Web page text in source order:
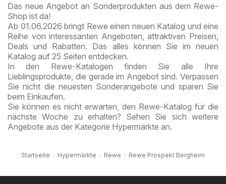
Das neue Angebot an Sonderprodukten aus dem Rewe-
Shop ist da!
Ab 01.06.2026 bringt Rewe einen neuen Katalog und eine
Reihe von interessanten Angeboten, attraktiven Preisen,
Deals und Rabatten. Das alles können Sie im neuen
Katalog auf 25 Seiten entdecken.
In den Rewe-Katalogen finden Sie alle Ihre
Lieblingsprodukte, die gerade im Angebot sind. Verpassen
Sie nicht die neuesten Sonderangebote und sparen Sie
beim Einkaufen.
Sie können es nicht erwarten, den Rewe-Katalog für die
nächste Woche zu erhalten? Sehen Sie sich weitere
Angebote aus der Kategorie Hypermärkte an.
Startseite Hypermärkte Rewe Rewe Prospekt Bergheim